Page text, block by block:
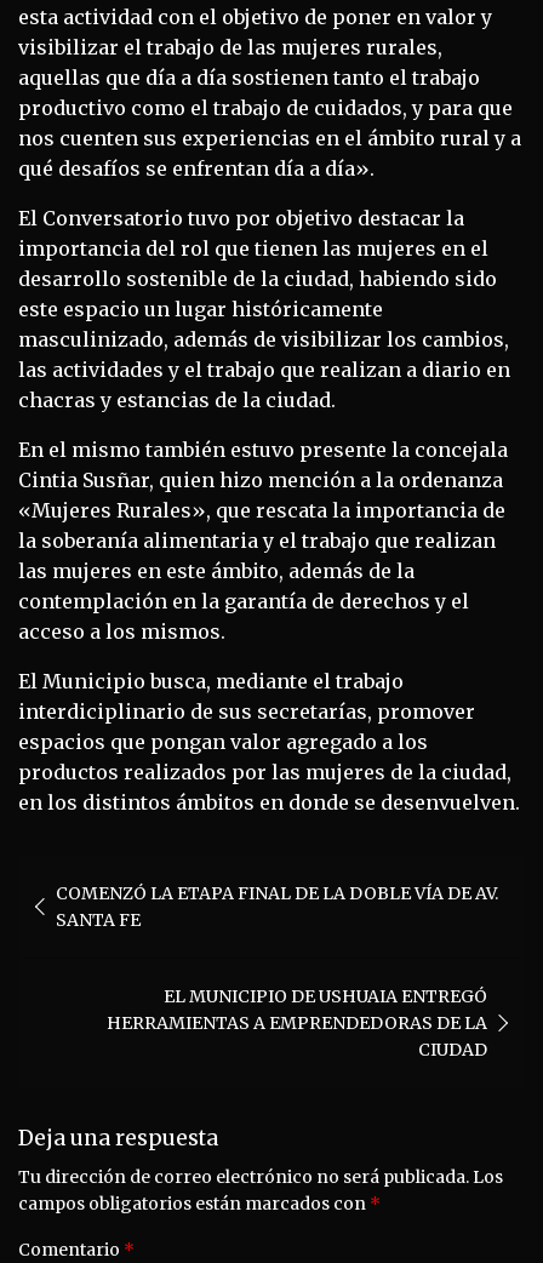
esta actividad con el objetivo de poner en valor y
visibilizar el trabajo de las mujeres rurales,
aquellas que día a día sostienen tanto el trabajo
productivo como el trabajo de cuidados, y para que
nos cuenten sus experiencias en el ámbito rural y a
qué desafíos se enfrentan día a día».
El Conversatorio tuvo por objetivo destacar la
importancia del rol que tienen las mujeres en el
desarrollo sostenible de la ciudad, habiendo sido
este espacio un lugar históricamente
masculinizado, además de visibilizar los cambios,
las actividades y el trabajo que realizan a diario en
chacras y estancias de la ciudad.
En el mismo también estuvo presente la concejala
Cintia Susñar, quien hizo mención a la ordenanza
«Mujeres Rurales», que rescata la importancia de
la soberanía alimentaria y el trabajo que realizan
las mujeres en este ámbito, además de la
contemplación en la garantía de derechos y el
acceso a los mismos.
El Municipio busca, mediante el trabajo
interdiciplinario de sus secretarías, promover
espacios que pongan valor agregado a los
productos realizados por las mujeres de la ciudad,
en los distintos ámbitos en donde se desenvuelven.
Navegación
de COMENZÓ LA ETAPA FINAL DE LA DOBLE VÍA DE AV.
SANTA FE
EL MUNICIPIO DE USHUAIA ENTREGÓ
HERRAMIENTAS A EMPRENDEDORAS DE LA
CIUDAD
Deja una respuesta
Tu dirección de correo electrónico no será publicada.Los
campos obligatorios están marcados con *
Comentario *